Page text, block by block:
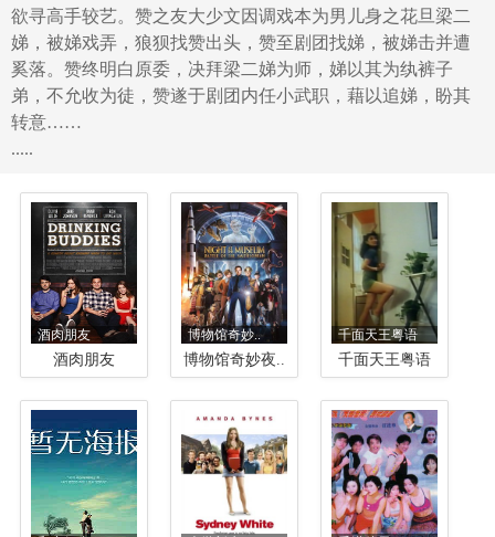
欲寻高手较艺。赞之友大少文因调戏本为男儿身之花旦梁二
娣，被娣戏弄，狼狈找赞出头，赞至剧团找娣，被娣击并遭
奚落。赞终明白原委，决拜梁二娣为师，娣以其为纨裤子
弟，不允收为徒，赞遂于剧团内任小武职，藉以追娣，盼其
转意……
.....
酒肉朋友
酒肉朋友
博物馆奇妙..
博物馆奇妙夜..
千面天王粤语
千面天王粤语